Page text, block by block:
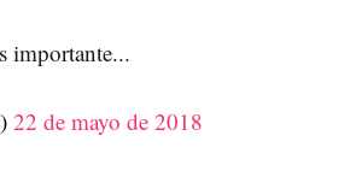
importante...
22 de mayo de 2018